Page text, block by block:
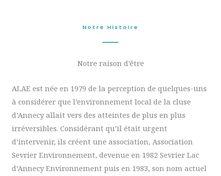
Notre Histoire
Notre raison d’être
ALAE est née en 1979 de la perception de quelques-uns
à considérer que l’environnement local de la cluse
d’Annecy allait vers des atteintes de plus en plus
irréversibles. Considérant qu’il était urgent
d’intervenir, ils créent une association, Association
Sevrier Environnement, devenue en 1982 Sevrier Lac
d’Annecy Environnement puis en 1983, son nom actuel